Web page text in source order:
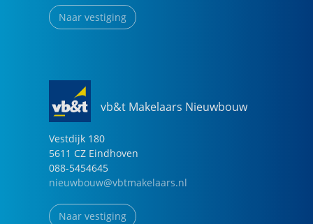
Naar vestiging
vb&t Makelaars Nieuwbouw
Vestdijk 180
5611 CZ Eindhoven
088-5454645
nieuwbouw@vbtmakelaars.nl
Naar vestiging